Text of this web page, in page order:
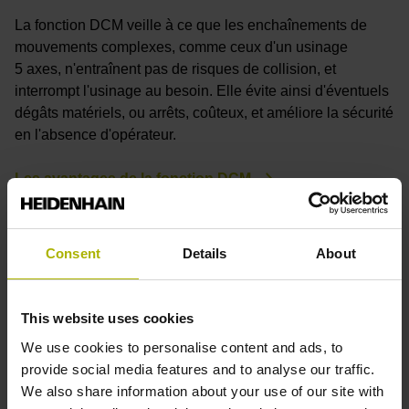
Consent Details About
This website uses cookies
We use cookies to personalise content and ads, to
provide social media features and to analyse our traffic.
We also share information about your use of our site with
La fonction DCM veille à ce que les enchaînements de
mouvements complexes, comme ceux d'un usinage
5 axes, n'entraînent pas de risques de collision, et
interrompt l'usinage au besoin. Elle évite ainsi d'éventuels
dégâts matériels, ou arrêts, coûteux, et améliore la sécurité
en l'absence d'opérateur.
Les avantages de la fonction DCM
Des usinages plus efficaces